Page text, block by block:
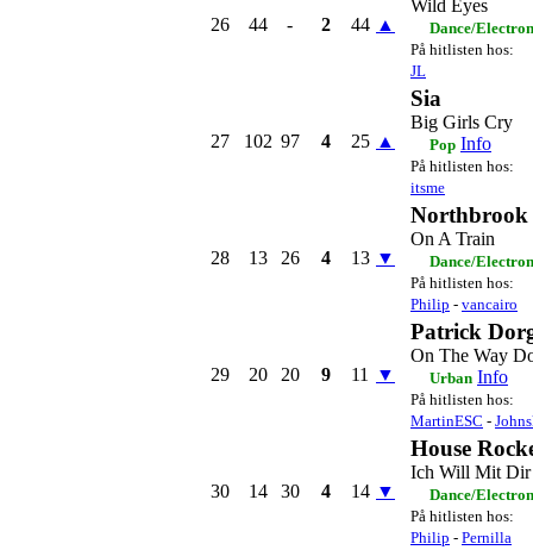
26 44 - 2 44 ▲
Wild Eyes
Dance/
På hitlisten hos:
JL
27 102 97 4 25 ▲
Sia
Big Girls Cry
Pop Info
På hitlisten hos:
itsme
28 13 26 4 13 ▼
Northbrook
On A Train
Dance/
På hitlisten hos:
Philip - vancairo
29 20 20 9 11 ▼
Patrick
On The Way
Urban Info
På hitlisten hos:
MartinESC -
30 14 30 4 14 ▼
House
Ich Will Mit Dir
Dance/
På hitlisten hos:
Philip - Pernilla